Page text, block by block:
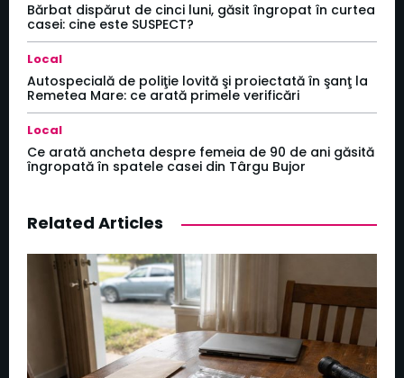
Bărbat dispărut de cinci luni, găsit îngropat în curtea
casei: cine este SUSPECT?
Local
Autospecială de poliţie lovită şi proiectată în şanţ la
Remetea Mare: ce arată primele verificări
Local
Ce arată ancheta despre femeia de 90 de ani găsită
îngropată în spatele casei din Târgu Bujor
Related Articles